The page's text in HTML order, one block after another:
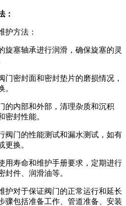
：
护方法：
旋塞轴承进行润滑，确保旋塞的灵
门密封面和密封垫片的磨损情况，
。
的内部和外部，清理杂质和沉积
密封性能。
阀门的性能测试和漏水测试，如有
更换。
用寿命和维护手册要求，定期进行
封件、润滑油等。
护对于保证阀门的正常运行和延长
骤包括准备工作、管道准备、安装